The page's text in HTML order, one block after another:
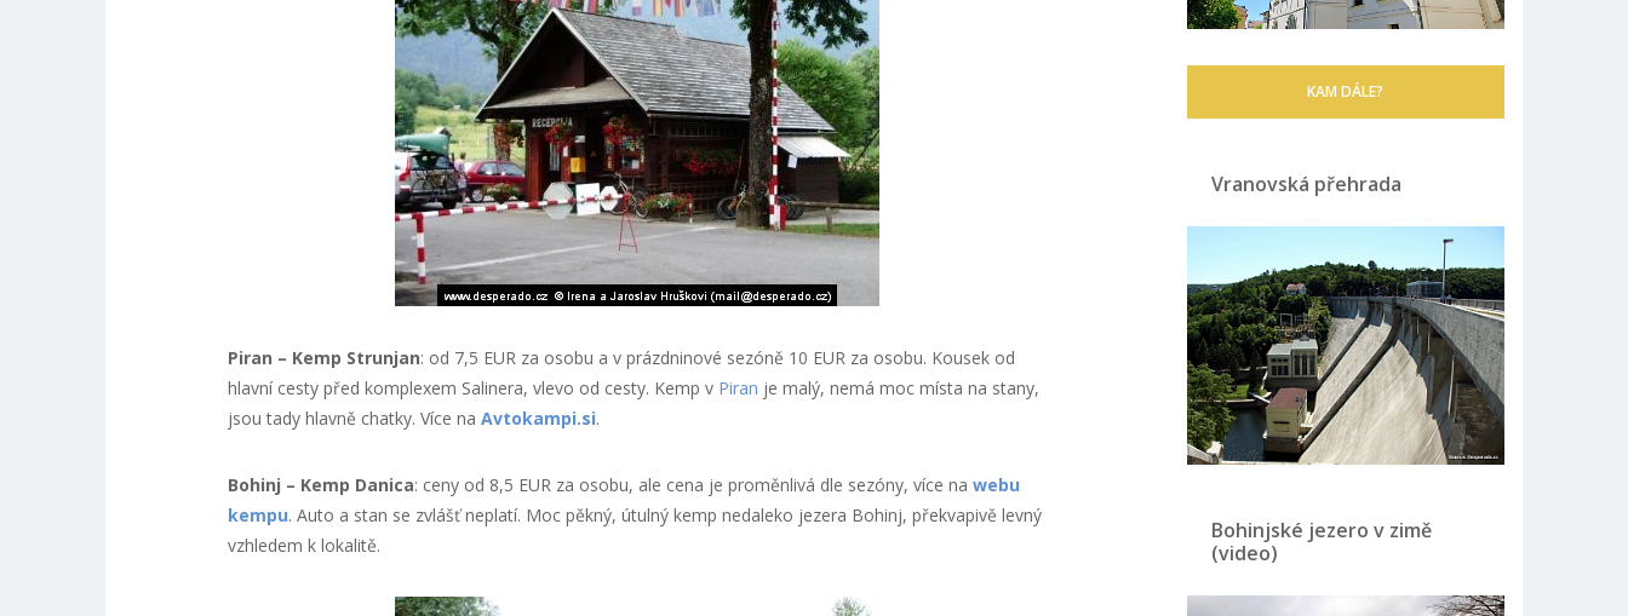
Piran – Kemp Strunjan: od 7,5 EUR za osobu a v prázdninové sezóně 10 EUR za osobu. Kousek od
hlavní cesty před komplexem Salinera, vlevo od cesty. Kemp v Piran je malý, nemá moc místa na stany,
jsou tady hlavně chatky. Více na Avtokampi.si.
Bohinj – Kemp Danica: ceny od 8,5 EUR za osobu, ale cena je proměnlivá dle sezóny, více na webu
kempu. Auto a stan se zvlášť neplatí. Moc pěkný, útulný kemp nedaleko jezera Bohinj, překvapivě levný
vzhledem k lokalitě.
KAM DÁLE?
Vranovská přehrada
Bohinjské jezero v zimě
(video)